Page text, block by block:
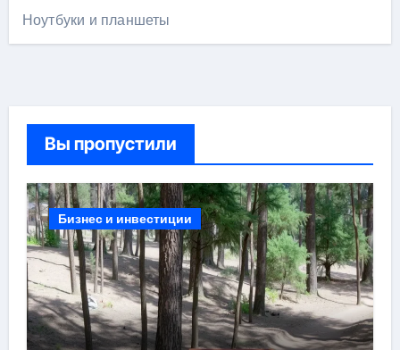
Ноутбуки и планшеты
Вы пропустили
Бизнес и инвестиции